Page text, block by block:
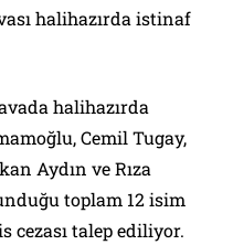
halihazırda istinaf
halihazırda
Cemil Tugay,
Aydın ve Rıza
toplam 12 isim
cezası talep ediliyor.